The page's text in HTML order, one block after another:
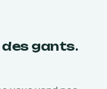
gants.